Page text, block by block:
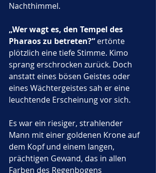
Nachthimmel.
„Wer wagt es, den Tempel des
Pharaos zu betreten?“ ertönte
plötzlich eine tiefe Stimme. Kimo
sprang erschrocken zurück. Doch
anstatt eines bösen Geistes oder
eines Wächtergeistes sah er eine
leuchtende Erscheinung vor sich.
Es war ein riesiger, strahlender
Mann mit einer goldenen Krone auf
dem Kopf und einem langen,
prächtigen Gewand, das in allen
Farben des Regenbogens